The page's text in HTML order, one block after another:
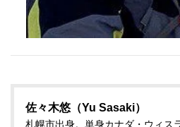
佐々木悠（Yu Sasaki）
札幌市出身。単身カナダ・ウィス